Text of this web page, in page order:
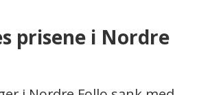
i Oppegård skifter
genereres en
prisene i Nordre